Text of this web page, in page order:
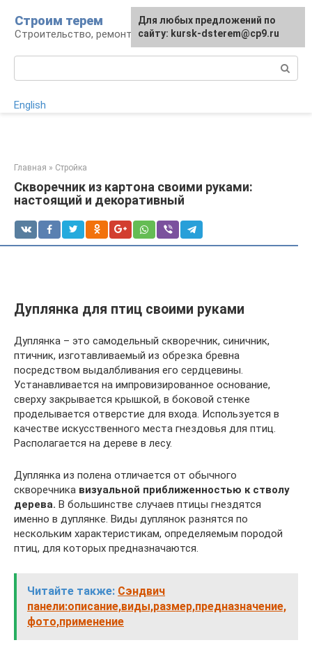
контенту
Строим терем
Строительство, ремонт, ландшафт
English
Главная » Стройка
Скворечник из картона своими руками:
настоящий и декоративный
Дуплянка для птиц своими руками
Дуплянка – это самодельный скворечник, синичник,
птичник, изготавливаемый из обрезка бревна
посредством выдалбливания его сердцевины.
Устанавливается на импровизированное основание,
сверху закрывается крышкой, в боковой стенке
проделывается отверстие для входа. Используется в
качестве искусственного места гнездовья для птиц.
Располагается на дереве в лесу.
Дуплянка из полена отличается от обычного
скворечника визуальной приближенностью к стволу
дерева. В большинстве случаев птицы гнездятся
именно в дуплянке. Виды дуплянок разнятся по
нескольким характеристикам, определяемым породой
птиц, для которых предназначаются.
Читайте также: Сэндвич
панели:описание,виды,размер,предназначение,
фото,применение
Для любых предложений по
сайту: kursk-dsterem@cp9.ru